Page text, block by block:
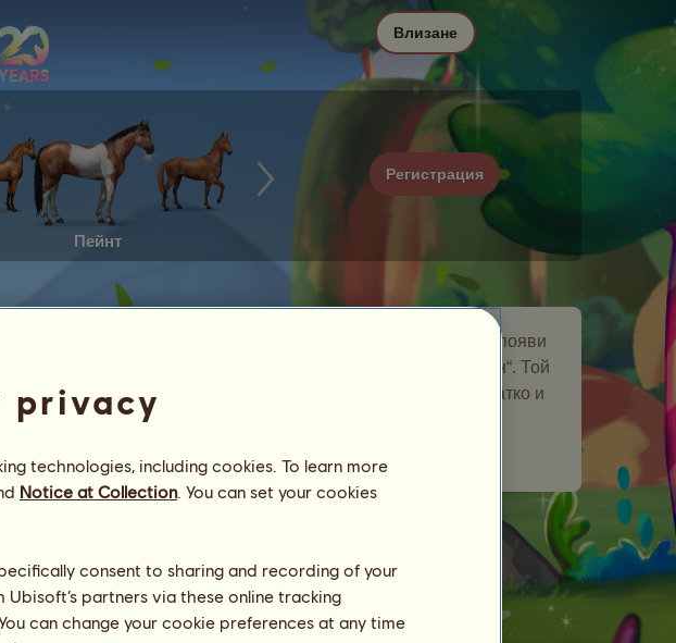
Пейнт
Регистрация
Влизане
Магарерог е скитащ се кон, който се появи
„Скитащ се кон“. Той
остана в развъдната ви ферма за кратко и
Брой посетени играчи:
privacy
technologies, including cookies. To learn more
Notice at Collection. You can set your cookies
consent to sharing and recording of your
partners via these online tracking
can change your cookie preferences at any time